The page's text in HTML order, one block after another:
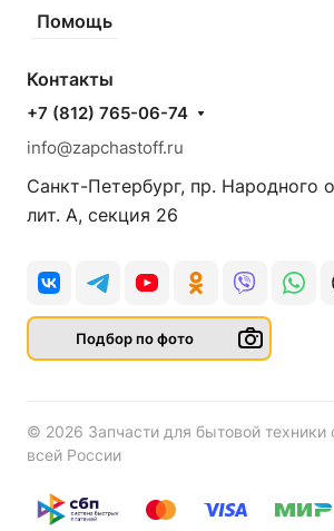
Помощь
Контакты
+7 (812) 765-06-74
info@zapchastoff.ru
Санкт-Петербург, пр. Народного
лит. А, секция 26
Подбор по фото
© 2026 Запчасти для бытовой техники
всей России